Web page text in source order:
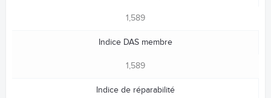
1,589
Indice DAS membre
1,589
Indice de réparabilité